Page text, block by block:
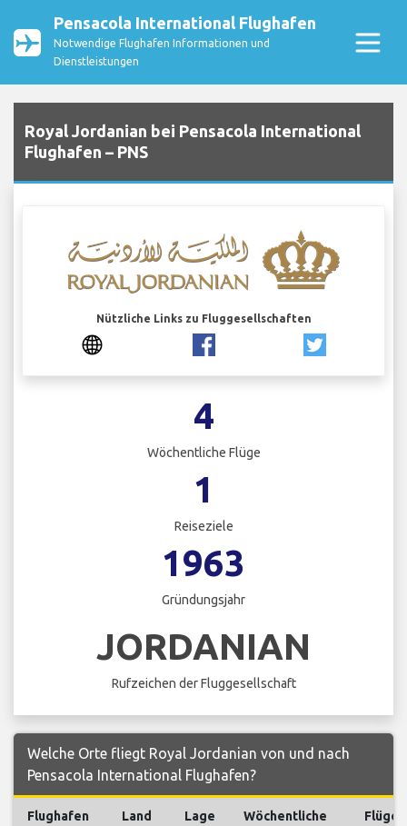
Pensacola International Flughafen
Notwendige Flughafen Informationen und
Dienstleistungen
Royal Jordanian bei Pensacola International
Flughafen – PNS
Nützliche Links zu Fluggesellschaften
4
Wöchentliche Flüge
1
Reiseziele
1963
Gründungsjahr
JORDANIAN
Rufzeichen der Fluggesellschaft
Welche Orte fliegt Royal Jordanian von und nach
Pensacola International Flughafen?
Flughafen Land Lage
Wöchentliche
Flüge